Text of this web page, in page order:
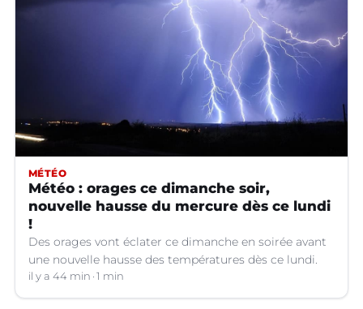
MÉTÉO
Météo : orages ce dimanche soir,
nouvelle hausse du mercure dès ce lundi
!
Des orages vont éclater ce dimanche en soirée avant
une nouvelle hausse des températures dès ce lundi.
il y a 44 min 1 min